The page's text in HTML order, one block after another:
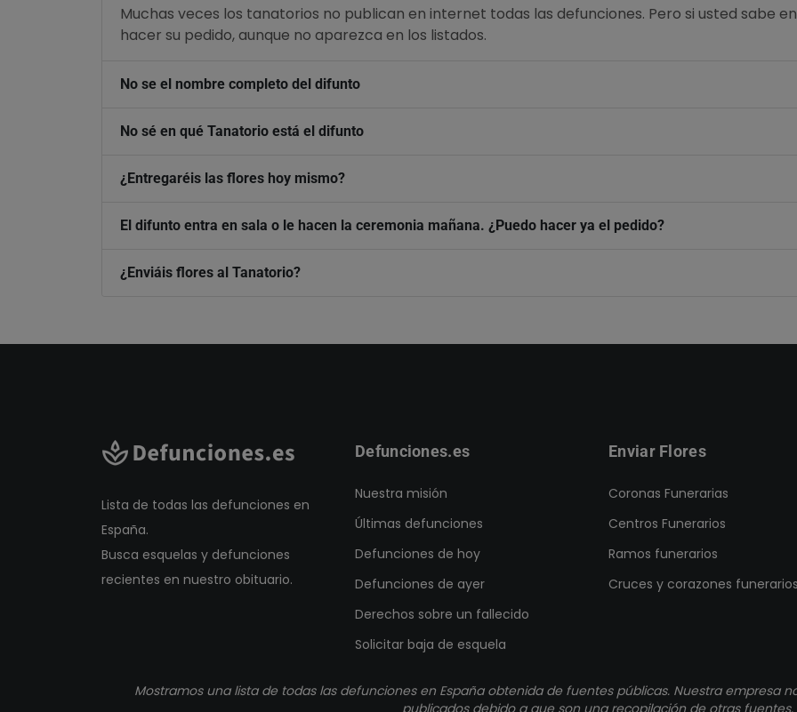
Muchas veces los tanatorios no publican en internet todas las defunciones. Pero si usted sabe
hacer su pedido, aunque no aparezca en los listados.
No se el nombre completo del difunto
No sé en qué Tanatorio está el difunto
¿Entregaréis las flores hoy mismo?
El difunto entra en sala o le hacen la ceremonia mañana. ¿Puedo hacer ya el pedido?
¿Enviáis flores al Tanatorio?
Lista de todas las defunciones en
España.
Busca esquelas y defunciones
recientes en nuestro obituario.
Defunciones.es
Nuestra misión
Últimas defunciones
Defunciones de hoy
Defunciones de ayer
Derechos sobre un fallecido
Solicitar baja de esquela
Enviar Flores
Coronas Funerarias
Centros Funerarios
Ramos funerarios
Cruces y corazones funerarios
Mostramos una lista de todas las defunciones en España obtenida de fuentes públicas. Nuestra empresa
publicados debido a que son una recopilación de otras fuentes.